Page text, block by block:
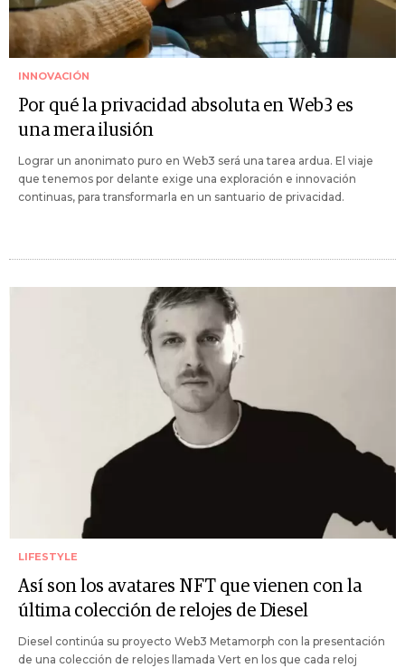
INNOVACIÓN
Por qué la privacidad absoluta en Web3 es
una mera ilusión
Lograr un anonimato puro en Web3 será una tarea ardua. El viaje
que tenemos por delante exige una exploración e innovación
continuas, para transformarla en un santuario de privacidad.
LIFESTYLE
Así son los avatares NFT que vienen con la
última colección de relojes de Diesel
Diesel continúa su proyecto Web3 Metamorph con la presentación
de una colección de relojes llamada Vert en los que cada reloj